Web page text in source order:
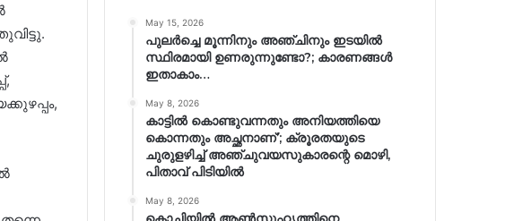
May 15, 2026
പുലർച്ചെ മൂന്നിനും അഞ്ചിനും ഇടയിൽ
സ്ഥിരമായി ഉണരുന്നുണ്ടോ?; കാരണങ്ങള്‍
ഇതാകാം…
May 8, 2026
കാട്ടിൽ കൊണ്ടുവന്നതും അനിയത്തിയെ
കൊന്നതും അച്ഛനാണ്’; ക്രൂരതയുടെ
ചുരുളഴിച്ച് അഞ്ചുവയസുകാരന്റെ മൊഴി,
പിതാവ് പിടിയിൽ
May 8, 2026